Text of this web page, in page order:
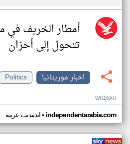
أمطار الخريف في
تتحول إلى أحزان
اخبار موريتانيا
Politics
WH28AH
اندبندنت عربية• independentarabia.com